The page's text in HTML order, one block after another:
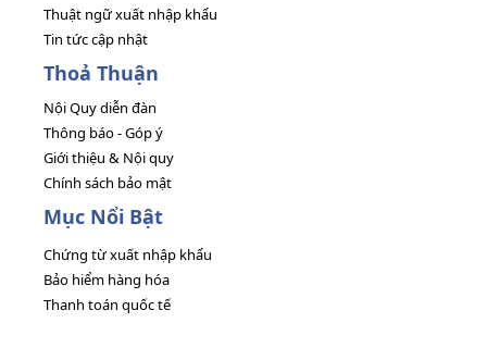
Thuật ngữ xuất nhập khẩu
Tin tức cập nhật
Thoả Thuận
Nội Quy diễn đàn
Thông báo - Góp ý
Giới thiệu & Nội quy
Chính sách bảo mật
Mục Nổi Bật
Chứng từ xuất nhập khẩu
Bảo hiểm hàng hóa
Thanh toán quốc tế